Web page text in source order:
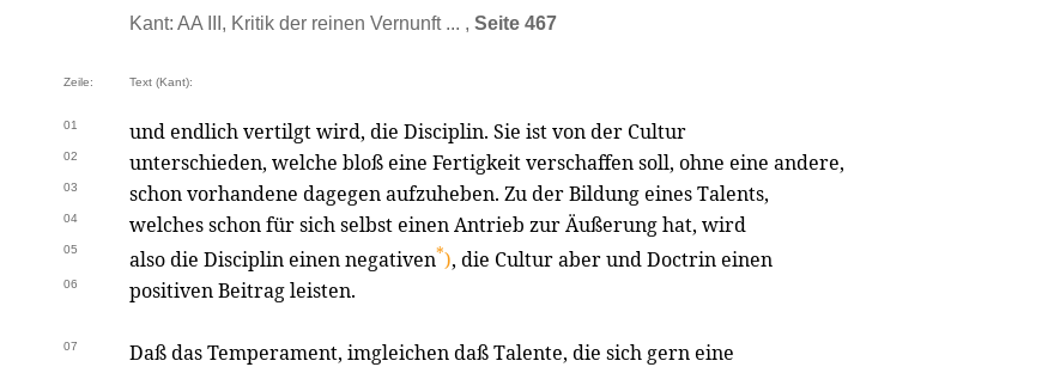
Kant: AA III, Kritik der reinen Vernunft ... , Seite 467
Zeile: Text (Kant):
01 und endlich vertilgt wird, die Disciplin. Sie ist von der Cultur
02 unterschieden, welche bloß eine Fertigkeit verschaffen soll, ohne eine andere,
03 schon vorhandene dagegen aufzuheben. Zu der Bildung eines Talents,
04 welches schon für sich selbst einen Antrieb zur Äußerung hat, wird
05 also die Disciplin einen negativen*), die Cultur aber und Doctrin einen
06 positiven Beitrag leisten.
07 Daß das Temperament, imgleichen daß Talente, die sich gern eine